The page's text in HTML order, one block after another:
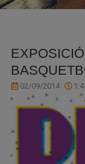
02/09/2014